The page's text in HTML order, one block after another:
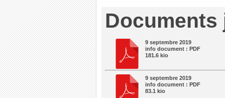
Documents
9 septembre 2019
info document : PDF
181.6 kio
9 septembre 2019
info document : PDF
83.1 kio